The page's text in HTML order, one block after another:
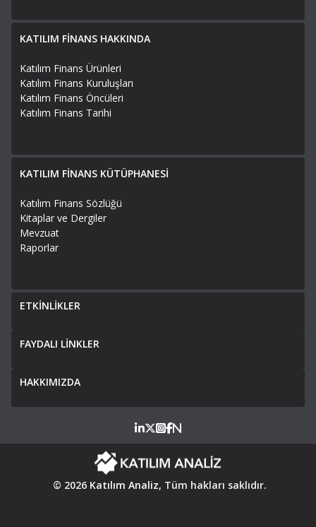
KATILIM FİNANS HAKKINDA
Katılım Finans Ürünleri
Katılım Finans Kuruluşları
Katılım Finans Öncüleri
Katılım Finans Tarihi
KATILIM FİNANS KÜTÜPHANESİ
Katılım Finans Sözlüğü
Kitaplar ve Dergiler
Mevzuat
Raporlar
ETKİNLİKLER
FAYDALI LİNKLER
HAKKIMIZDA
© 2026 Katılım Analiz, Tüm hakları saklıdır.